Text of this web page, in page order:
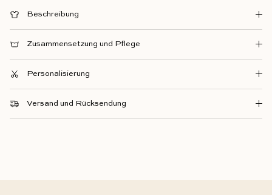
Beschreibung
Zusammensetzung und Pflege
Personalisierung
Versand und Rücksendung